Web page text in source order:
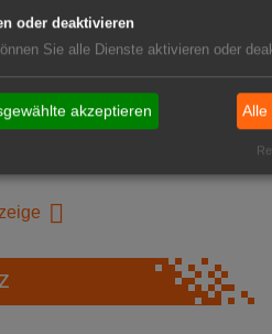
oder deaktivieren
Sie alle Dienste aktivieren oder
akzeptieren Alle